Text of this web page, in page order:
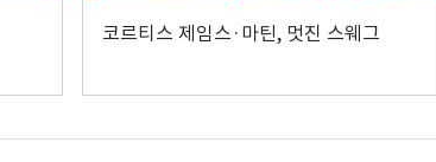
코르티스 제임스·마틴, 멋진 스웨그